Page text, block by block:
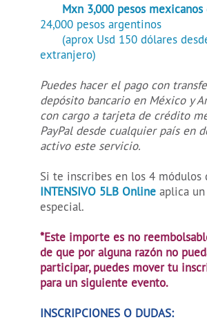
Mxn 3,000 pesos mexicanos
24,000 pesos argentinos
(aprox Usd 150 dólares
extranjero)
Puedes hacer el pago con
depósito bancario en México y
con cargo a tarjeta de crédito
PayPal desde cualquier país en
activo este servicio.
Si te inscribes en los 4 módulos
INTENSIVO 5LB Online aplica
especial.
*Este importe es no
de que por alguna razón no
participar, puedes mover tu
para un siguiente evento.
INSCRIPCIONES O DUDAS: